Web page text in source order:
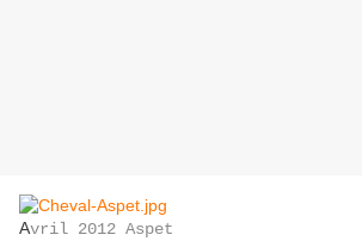
Avril 2012 Aspet